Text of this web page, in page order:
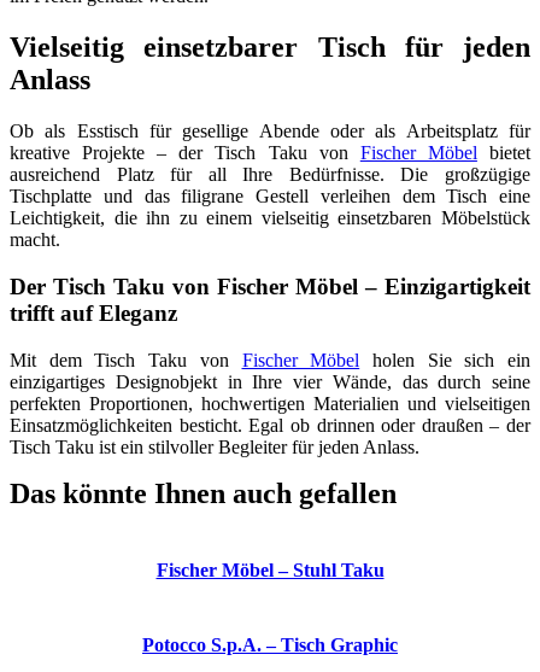
Vielseitig einsetzbarer Tisch für jeden
Anlass
Ob als Esstisch für gesellige Abende oder als Arbeitsplatz für
kreative Projekte – der Tisch Taku von Fischer Möbel bietet
ausreichend Platz für all Ihre Bedürfnisse. Die großzügige
Tischplatte und das filigrane Gestell verleihen dem Tisch eine
Leichtigkeit, die ihn zu einem vielseitig einsetzbaren Möbelstück
macht.
Der Tisch Taku von Fischer Möbel – Einzigartigkeit
trifft auf Eleganz
Mit dem Tisch Taku von Fischer Möbel holen Sie sich ein
einzigartiges Designobjekt in Ihre vier Wände, das durch seine
perfekten Proportionen, hochwertigen Materialien und vielseitigen
Einsatzmöglichkeiten besticht. Egal ob drinnen oder draußen – der
Tisch Taku ist ein stilvoller Begleiter für jeden Anlass.
Das könnte Ihnen auch gefallen
Fischer Möbel – Stuhl Taku
Potocco S.p.A. – Tisch Graphic